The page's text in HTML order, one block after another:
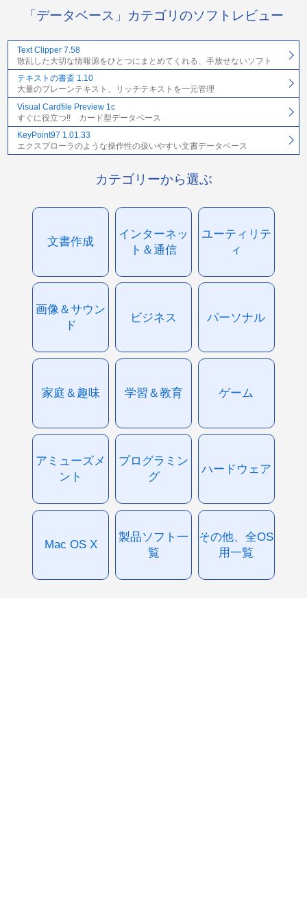
「データベース」カテゴリのソフトレビュー
Text Clipper 7.58
散乱した大切な情報源をひとつにまとめてくれる、手放せないソフト
テキストの書斎 1.10
大量のプレーンテキスト、リッチテキストを一元管理
Visual Cardfile Preview 1c
すぐに役立つ!! カード型データベース
KeyPoint97 1.01.33
エクスプローラのような操作性の扱いやすい文書データベース
カテゴリーから選ぶ
文書作成
インターネッ
ト＆通信
ユーティリテ
ィ
画像＆サウン
ド
ビジネス パーソナル
家庭＆趣味 学習＆教育 ゲーム
アミューズメ
ント
プログラミン
グ
ハードウェア
Mac OS X
製品ソフト一
覧
その他、全OS
用一覧